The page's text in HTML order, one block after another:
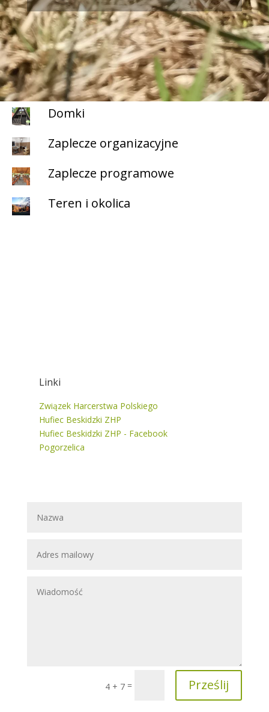
Domki
Zaplecze organizacyjne
Zaplecze programowe
Teren i okolica
Linki
Związek Harcerstwa Polskiego
Hufiec Beskidzki ZHP
Hufiec Beskidzki ZHP - Facebook
Pogorzelica
4 + 7 = Prześlij